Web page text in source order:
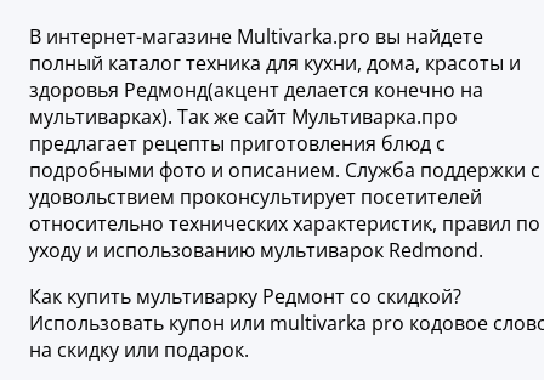
В интернет-магазине Multivarka.pro вы найдете
полный каталог техника для кухни, дома, красоты и
здоровья Редмонд(акцент делается конечно на
мультиварках). Так же сайт Мультиварка.про
предлагает рецепты приготовления блюд с
подробными фото и описанием. Служба поддержки с
удовольствием проконсультирует посетителей
относительно технических характеристик, правил по
уходу и использованию мультиварок Redmond.
Как купить мультиварку Редмонт со скидкой?
Использовать купон или multivarka pro кодовое
на скидку или подарок.